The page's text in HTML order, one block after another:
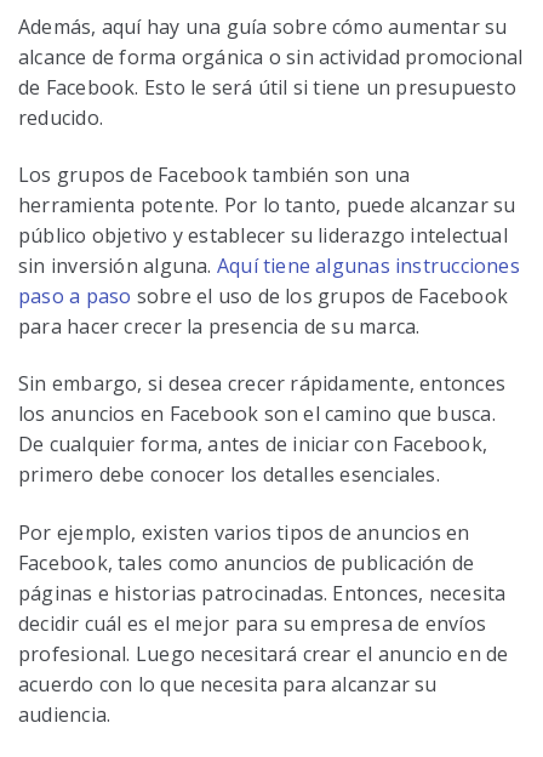
Además, aquí hay una guía sobre cómo aumentar su
alcance de forma orgánica o sin actividad promocional
de Facebook. Esto le será útil si tiene un presupuesto
reducido.
Los grupos de Facebook también son una
herramienta potente. Por lo tanto, puede alcanzar su
público objetivo y establecer su liderazgo intelectual
sin inversión alguna. Aquí tiene algunas instrucciones
paso a paso sobre el uso de los grupos de Facebook
para hacer crecer la presencia de su marca.
Sin embargo, si desea crecer rápidamente, entonces
los anuncios en Facebook son el camino que busca.
De cualquier forma, antes de iniciar con Facebook,
primero debe conocer los detalles esenciales.
Por ejemplo, existen varios tipos de anuncios en
Facebook, tales como anuncios de publicación de
páginas e historias patrocinadas. Entonces, necesita
decidir cuál es el mejor para su empresa de envíos
profesional. Luego necesitará crear el anuncio en de
acuerdo con lo que necesita para alcanzar su
audiencia.